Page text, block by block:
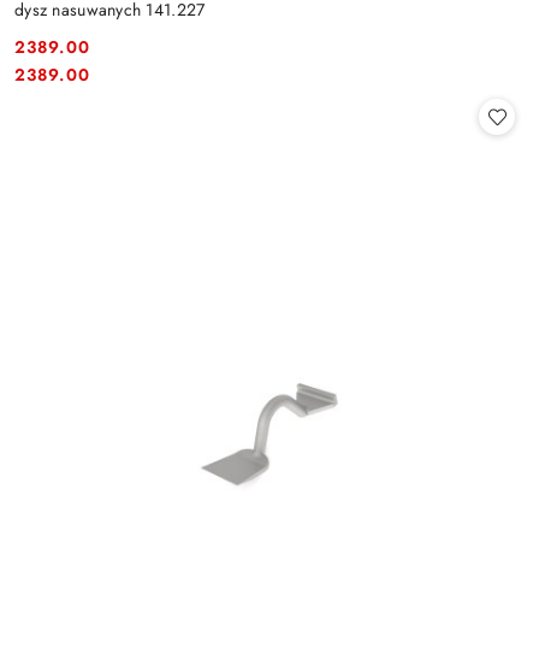
dysz nasuwanych 141.227
Cena:
2389.00
Cena:
2389.00